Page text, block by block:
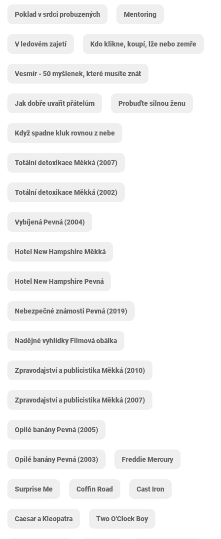
Poklad v srdci probuzených Mentoring
V ledovém zajetí Kdo klikne, koupí, lže nebo zemře
Vesmír - 50 myšlenek, které musíte znát
Jak dobře uvařit přátelům Probuďte silnou ženu
Když spadne kluk rovnou z nebe
Totální detoxikace Měkká (2007)
Totální detoxikace Měkká (2002)
Vybíjená Pevná (2004)
Hotel New Hampshire Měkká
Hotel New Hampshire Pevná
Nebezpečné známosti Pevná (2019)
Nadějné vyhlídky Filmová obálka
Zpravodajství a publicistika Měkká (2010)
Zpravodajství a publicistika Měkká (2007)
Opilé banány Pevná (2005)
Opilé banány Pevná (2003) Freddie Mercury
Surprise Me Coffin Road Cast Iron
Caesar a Kleopatra Two O'Clock Boy